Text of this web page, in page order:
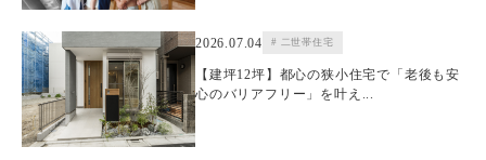
2026.07.04 # 二世帯住宅
【建坪12坪】都心の狭小住宅で「老後も安
心のバリアフリー」を叶え...